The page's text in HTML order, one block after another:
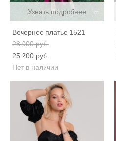
Узнать подробнее
Вечернее платье 1521
28 000 pуб.
25 200 pуб.
Нет в наличии